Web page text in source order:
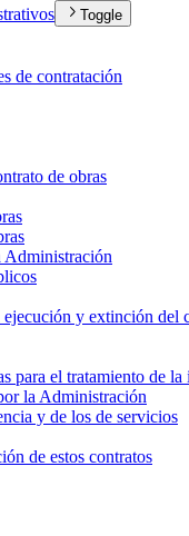
Toggle
de contratación
de obras
Administración
y extinción del
para el tratamiento de
la Administración
y de los de servicios
de estos contratos